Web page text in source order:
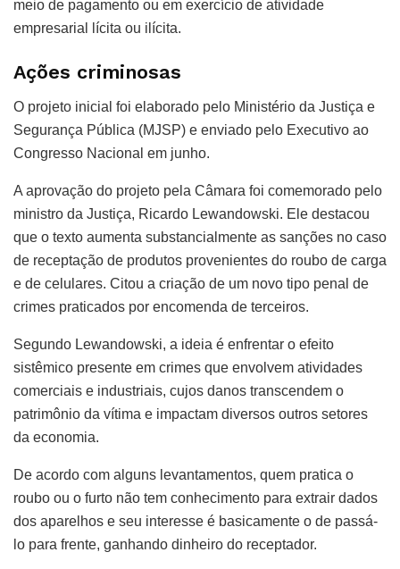
meio de pagamento ou em exercício de atividade
empresarial lícita ou ilícita.
Ações criminosas
O projeto inicial foi elaborado pelo Ministério da Justiça e
Segurança Pública (MJSP) e enviado pelo Executivo ao
Congresso Nacional em junho.
A aprovação do projeto pela Câmara foi comemorado pelo
ministro da Justiça, Ricardo Lewandowski. Ele destacou
que o texto aumenta substancialmente as sanções no caso
de receptação de produtos provenientes do roubo de carga
e de celulares. Citou a criação de um novo tipo penal de
crimes praticados por encomenda de terceiros.
Segundo Lewandowski, a ideia é enfrentar o efeito
sistêmico presente em crimes que envolvem atividades
comerciais e industriais, cujos danos transcendem o
patrimônio da vítima e impactam diversos outros setores
da economia.
De acordo com alguns levantamentos, quem pratica o
roubo ou o furto não tem conhecimento para extrair dados
dos aparelhos e seu interesse é basicamente o de passá-
lo para frente, ganhando dinheiro do receptador.